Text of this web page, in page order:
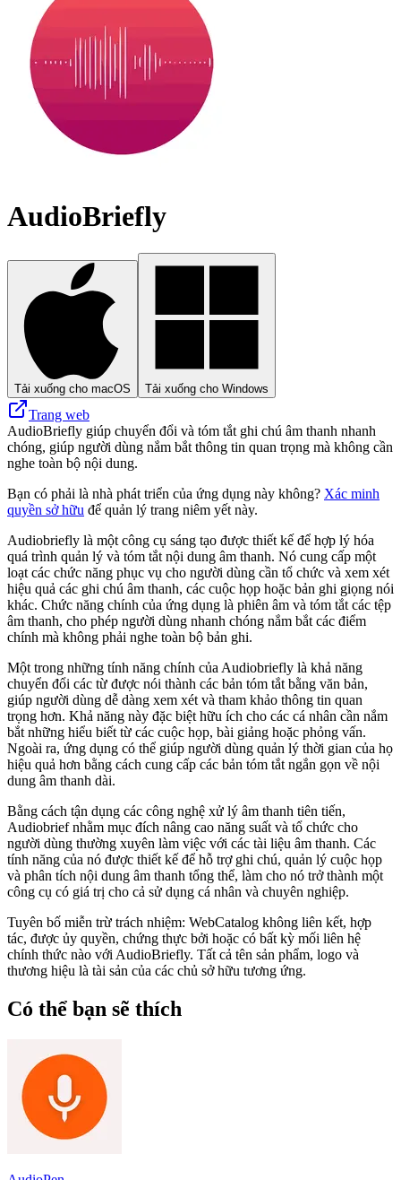
AudioBriefly
Tải xuống cho macOS Tải xuống cho Windows
Trang web
AudioBriefly giúp chuyển đổi và tóm tắt ghi chú âm thanh nhanh
chóng, giúp người dùng nắm bắt thông tin quan trọng mà không cần
nghe toàn bộ nội dung.
Bạn có phải là nhà phát triển của ứng dụng này không? Xác minh
quyền sở hữu để quản lý trang niêm yết này.
Audiobriefly là một công cụ sáng tạo được thiết kế để hợp lý hóa
quá trình quản lý và tóm tắt nội dung âm thanh. Nó cung cấp một
loạt các chức năng phục vụ cho người dùng cần tổ chức và xem xét
hiệu quả các ghi chú âm thanh, các cuộc họp hoặc bản ghi giọng nói
khác. Chức năng chính của ứng dụng là phiên âm và tóm tắt các tệp
âm thanh, cho phép người dùng nhanh chóng nắm bắt các điểm
chính mà không phải nghe toàn bộ bản ghi.
Một trong những tính năng chính của Audiobriefly là khả năng
chuyển đổi các từ được nói thành các bản tóm tắt bằng văn bản,
giúp người dùng dễ dàng xem xét và tham khảo thông tin quan
trọng hơn. Khả năng này đặc biệt hữu ích cho các cá nhân cần nắm
bắt những hiểu biết từ các cuộc họp, bài giảng hoặc phỏng vấn.
Ngoài ra, ứng dụng có thể giúp người dùng quản lý thời gian của họ
hiệu quả hơn bằng cách cung cấp các bản tóm tắt ngắn gọn về nội
dung âm thanh dài.
Bằng cách tận dụng các công nghệ xử lý âm thanh tiên tiến,
Audiobrief nhằm mục đích nâng cao năng suất và tổ chức cho
người dùng thường xuyên làm việc với các tài liệu âm thanh. Các
tính năng của nó được thiết kế để hỗ trợ ghi chú, quản lý cuộc họp
và phân tích nội dung âm thanh tổng thể, làm cho nó trở thành một
công cụ có giá trị cho cả sử dụng cá nhân và chuyên nghiệp.
Tuyên bố miễn trừ trách nhiệm: WebCatalog không liên kết, hợp
tác, được ủy quyền, chứng thực bởi hoặc có bất kỳ mối liên hệ
chính thức nào với AudioBriefly. Tất cả tên sản phẩm, logo và
thương hiệu là tài sản của các chủ sở hữu tương ứng.
Có thể bạn sẽ thích